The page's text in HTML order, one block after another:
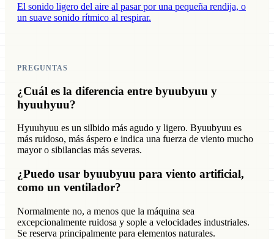
El sonido ligero del aire al pasar por una pequeña rendija, o
un suave sonido rítmico al respirar.
PREGUNTAS
¿Cuál es la diferencia entre byuubyuu y
hyuuhyuu?
Hyuuhyuu es un silbido más agudo y ligero. Byuubyuu es
más ruidoso, más áspero e indica una fuerza de viento mucho
mayor o sibilancias más severas.
¿Puedo usar byuubyuu para viento artificial,
como un ventilador?
Normalmente no, a menos que la máquina sea
excepcionalmente ruidosa y sople a velocidades industriales.
Se reserva principalmente para elementos naturales.